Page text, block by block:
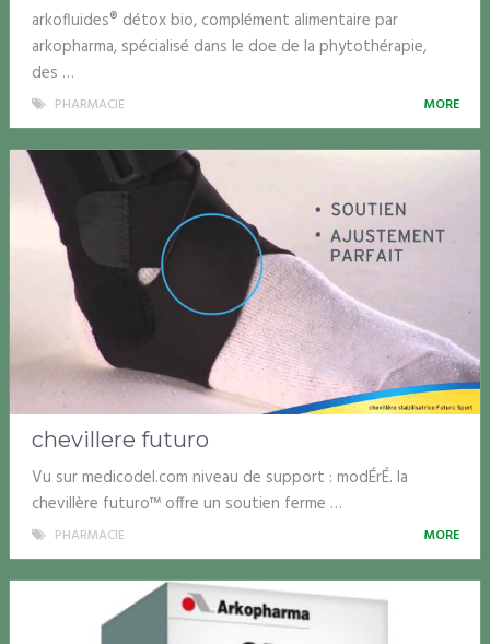
arkofluides® détox bio, complément alimentaire par
arkopharma, spécialisé dans le doe de la phytothérapie,
des …
PHARMACIE MORE
chevillere futuro
Vu sur medicodel.com niveau de support : modÉrÉ. la
chevillère futuro™ offre un soutien ferme …
PHARMACIE MORE